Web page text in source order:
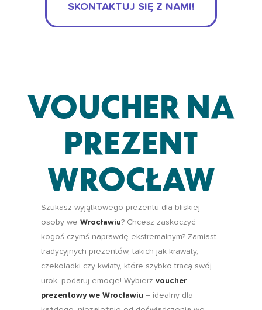
SKONTAKTUJ SIĘ Z NAMI!
VOUCHER NA
PREZENT
WROCŁAW
Szukasz wyjątkowego prezentu dla bliskiej
osoby weWrocławiu? Chcesz zaskoczyć
kogoś czymś naprawdę ekstremalnym? Zamiast
tradycyjnych prezentów, takich jak krawaty,
czekoladki czy kwiaty, które szybko tracą swój
urok, podaruj emocje! Wybierzvoucher
prezentowy we Wrocławiu – idealny dla